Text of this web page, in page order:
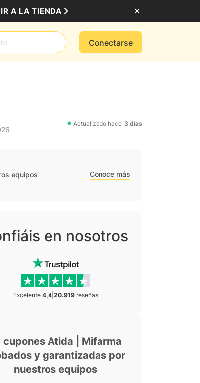
IR A LA TIENDA
Conectarse
Actualizado hace 3 días
equipos Conoce más
en nosotros
Excelente 4,4| 20.919reseñas
cupones Atida | Mifarma
y garantizadas por
nuestros equipos